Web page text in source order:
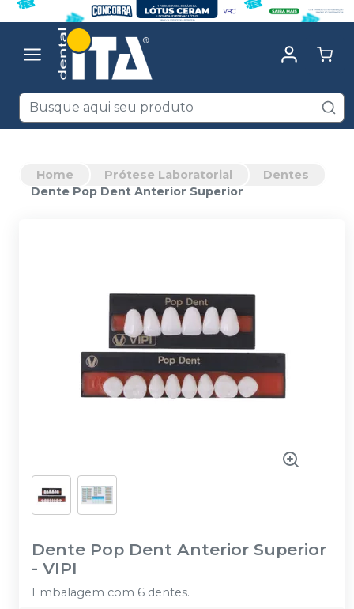
Home Prótese Laboratorial
Dentes
Dente Pop Dent Anterior Superior
Dente Pop Dent Anterior Superior
- VIPI
Embalagem com 6 dentes.